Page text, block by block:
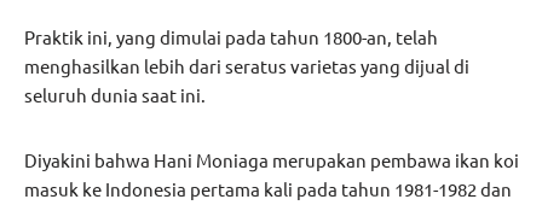
Praktik ini, yang dimulai pada tahun 1800-an, telah
menghasilkan lebih dari seratus varietas yang dijual di
seluruh dunia saat ini.
Diyakini bahwa Hani Moniaga merupakan pembawa ikan koi
masuk ke Indonesia pertama kali pada tahun 1981-1982 dan